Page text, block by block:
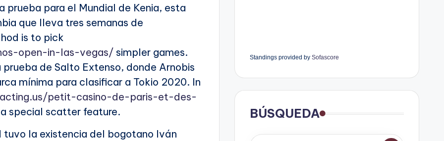
prueba para el Mundial de Kenia, esta
que lleva tres semanas de
is to pick
open-in-las-vegas/ simpler games.
de Salto Extenso, donde Arnobis
mínima para clasificar a Tokio 2020. In
petit-casino-de-paris-et-des-
special scatter feature.
tuvo la existencia del bogotano Iván
Standings provided by Sofascore
BÚSQUEDA